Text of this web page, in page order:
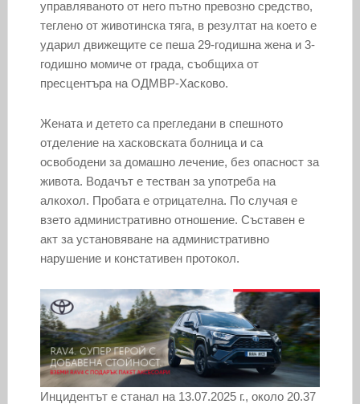
управляваното от него пътно превозно средство,
теглено от животинска тяга, в резултат на което е
ударил движещите се пеша 29-годишна жена и 3-
годишно момиче от града, съобщиха от
пресцентъра на ОДМВР-Хасково.
Жената и детето са прегледани в спешното
отделение на хасковската болница и са
освободени за домашно лечение, без опасност за
живота. Водачът е тестван за употреба на
алкохол. Пробата е отрицателна. По случая е
взето административно отношение. Съставен е
акт за установяване на административно
нарушение и констативен протокол.
Инцидентът е станал на 13.07.2025 г., около 20.37